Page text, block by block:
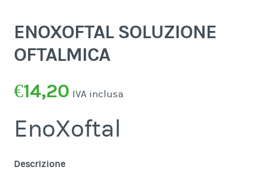
ENOXOFTAL SOLUZIONE
OFTALMICA
€14,20 IVA inclusa
EnoXoftal
Descrizione